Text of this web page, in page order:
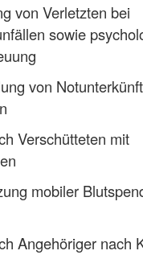
von Verletzten bei
sowie
von
Verschütteten mit
mobiler
Angehöriger nach